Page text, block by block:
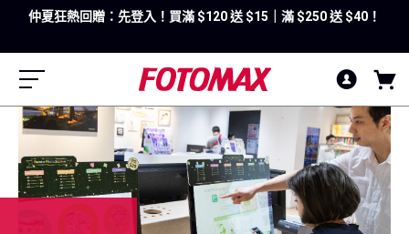
仲夏狂熱回贈：先登入！買滿 $120 送 $15｜滿 $250 送 $40！